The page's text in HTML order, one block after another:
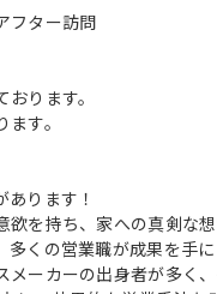
フター訪問
ります。
す。
ります！
を持ち、家への真剣な想
くの営業職が成果を手に
ーカーの出身者が多く